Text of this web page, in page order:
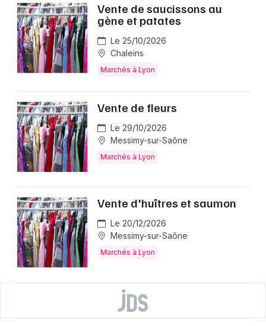
Vente de saucissons au
gène et patates
Le 25/10/2026
Chaleins
Marchés à Lyon
Vente de fleurs
Le 29/10/2026
Messimy-sur-Saône
Marchés à Lyon
Vente d'huîtres et saumon
Le 20/12/2026
Messimy-sur-Saône
Marchés à Lyon